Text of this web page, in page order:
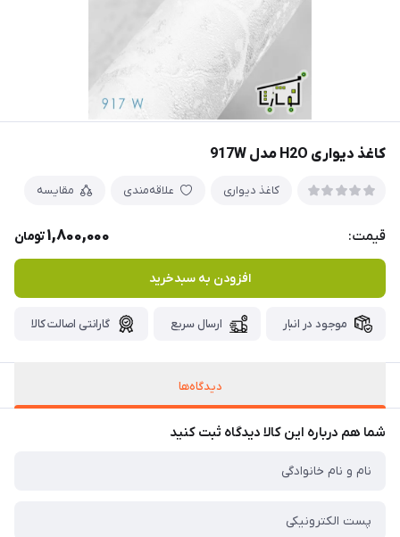
کاغذ دیواری H2O مدل 917W
کاغذ دیواری علاقه‌مندی مقایسه
قیمت: 1,800,000تومان
افزودن به سبدخرید
موجود در انبار ارسال سریع گارانتی اصالت کالا
دیدگاه‌ها
شما هم درباره این کالا دیدگاه ثبت کنید